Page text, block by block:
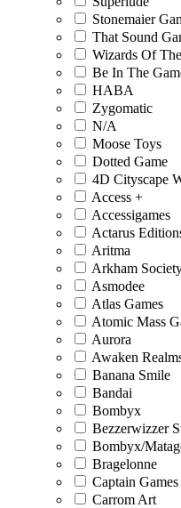
Stonemaier
That Sound
Wizards Of
Be In The
HABA
Zygomatic
N/A
Moose Toys
Dotted Game
4D Cityscape
Access +
Accessigames
Actarus
Aritma
Arkham
Asmodee
Atlas Games
Atomic Mass
Aurora
Awaken
Banana Smile
Bandai
Bombyx
Bezzerwizzer
Bombyx/
Bragelonne
Captain Games
Carrom Art